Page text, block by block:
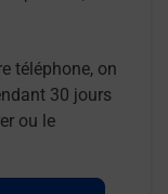
téléphone, on
30 jours
ou le